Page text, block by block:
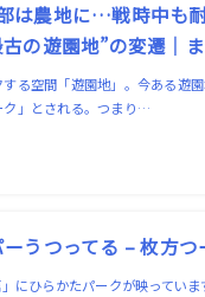
は農地に…戦時中も
の遊園地”の変遷｜
る空間「遊園地」。今ある遊
ク」とされる。つまり…
うつってる – 枚方つ
にひらかたパークが映ってい